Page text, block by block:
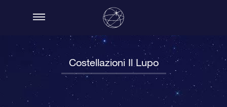
Costellazioni Il Lupo